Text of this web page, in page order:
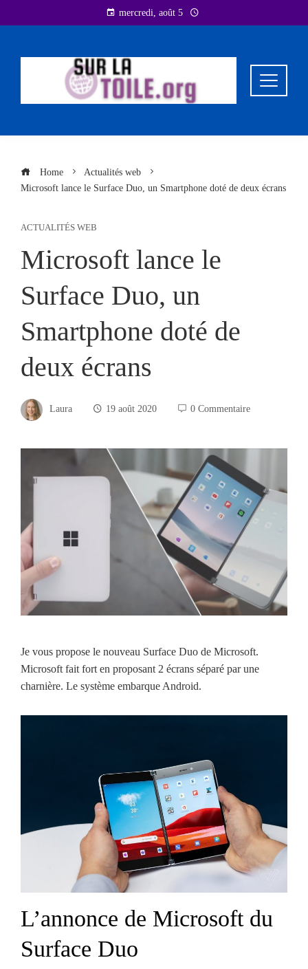
to
mercredi, août 5
Home
Actualités web
Microsoft lance le Surface Duo, un Smartphone doté de deux écrans
ACTUALITÉS WEB
Microsoft lance le
Surface Duo, un
Smartphone doté de
deux écrans
Laura 19 août 2020 0 Commentaire
Je vous propose le nouveau Surface Duo de Microsoft.
Microsoft fait fort en proposant 2 écrans séparé par une
charnière. Le système embarque Android.
L’annonce de Microsoft du
Surface Duo